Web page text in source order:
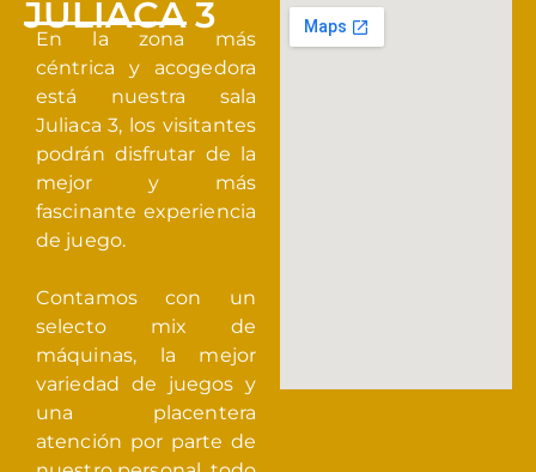
JULIACA 3
En la zona más
céntrica y acogedora
está nuestra sala
Juliaca 3, los visitantes
podrán disfrutar de la
mejor y más
fascinante experiencia
de juego.
Contamos con un
selecto mix de
máquinas, la mejor
variedad de juegos y
una placentera
atención por parte de